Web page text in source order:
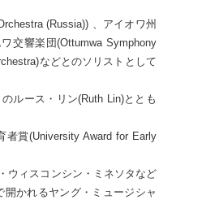
(Russia)) 、アイオワ州
交響楽団(Ottumwa Symphony
などとのソリストとして
ルース・リン(Ruth Lin)ととも
賞(University Award for Early
ウィスコンシン・ミネソタなど
かれるヤング・ミュージシャ